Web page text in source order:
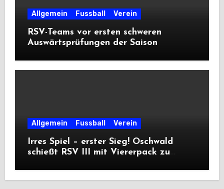
Allgemein Fussball Verein
RSV-Teams vor ersten schweren
Auswärtsprüfungen der Saison
Allgemein Fussball Verein
Irres Spiel – erster Sieg! Oschwald
schießt RSV III mit Viererpack zu